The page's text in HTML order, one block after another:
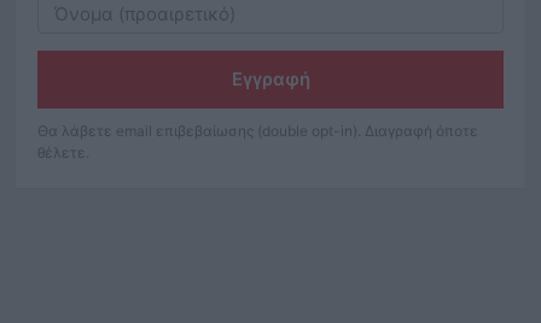
Εγγραφή
Θα λάβετε email επιβεβαίωσης (double opt-in). Διαγραφή όποτε
θέλετε.